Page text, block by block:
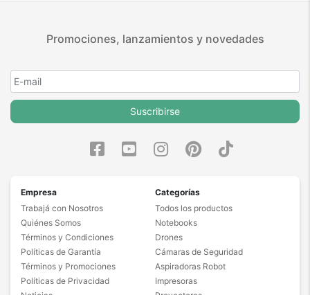
Promociones, lanzamientos y novedades
Suscribirse
Empresa
Trabajá con Nosotros
Quiénes Somos
Términos y Condiciones
Políticas de Garantía
Términos y Promociones
Políticas de Privacidad
Categorías
Todos los productos
Notebooks
Drones
Cámaras de Seguridad
Aspiradoras Robot
Impresoras